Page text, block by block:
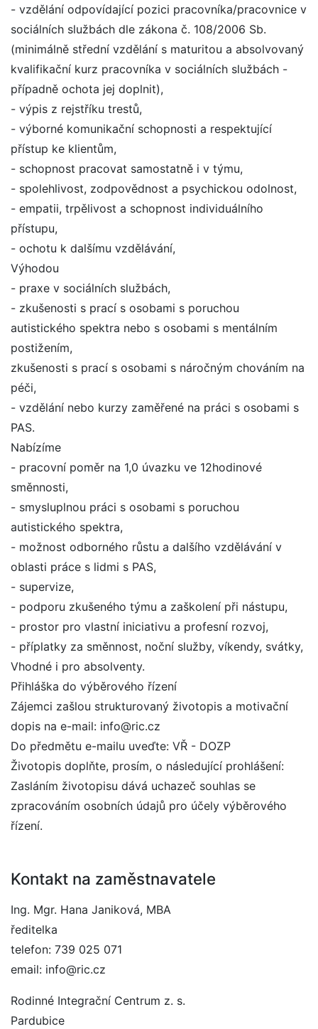
- vzdělání odpovídající pozici pracovníka/pracovnice v
sociálních službách dle zákona č. 108/2006 Sb.
(minimálně střední vzdělání s maturitou a absolvovaný
kvalifikační kurz pracovníka v sociálních službách -
případně ochota jej doplnit),
- výpis z rejstříku trestů,
- výborné komunikační schopnosti a respektující
přístup ke klientům,
- schopnost pracovat samostatně i v týmu,
- spolehlivost, zodpovědnost a psychickou odolnost,
- empatii, trpělivost a schopnost individuálního
přístupu,
- ochotu k dalšímu vzdělávání,
Výhodou
- praxe v sociálních službách,
- zkušenosti s prací s osobami s poruchou
autistického spektra nebo s osobami s mentálním
postižením,
zkušenosti s prací s osobami s náročným chováním na
péči,
- vzdělání nebo kurzy zaměřené na práci s osobami s
PAS.
Nabízíme
- pracovní poměr na 1,0 úvazku ve 12hodinové
směnnosti,
- smysluplnou práci s osobami s poruchou
autistického spektra,
- možnost odborného růstu a dalšího vzdělávání v
oblasti práce s lidmi s PAS,
- supervize,
- podporu zkušeného týmu a zaškolení při nástupu,
- prostor pro vlastní iniciativu a profesní rozvoj,
- příplatky za směnnost, noční služby, víkendy, svátky,
Vhodné i pro absolventy.
Přihláška do výběrového řízení
Zájemci zašlou strukturovaný životopis a motivační
dopis na e-mail: info@ric.cz
Do předmětu e-mailu uveďte: VŘ - DOZP
Životopis doplňte, prosím, o následující prohlášení:
Zasláním životopisu dává uchazeč souhlas se
zpracováním osobních údajů pro účely výběrového
řízení.
Kontakt na zaměstnavatele
Ing. Mgr. Hana Janiková, MBA
ředitelka
telefon: 739 025 071
email: info@ric.cz
Rodinné Integrační Centrum z. s.
Pardubice